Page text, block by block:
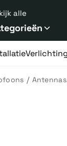
alle
Verlichting
/